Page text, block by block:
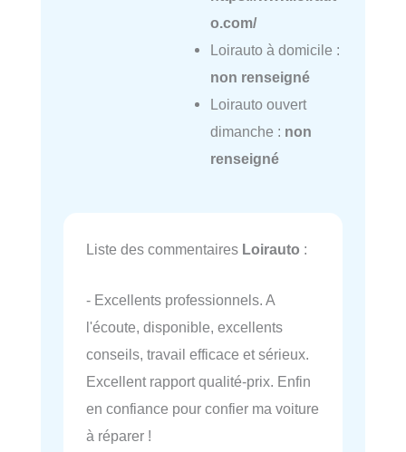
o.com/
Loirauto à domicile :
non renseigné
Loirauto ouvert
dimanche : non
renseigné
Liste des commentaires Loirauto :
- Excellents professionnels. A
l'écoute, disponible, excellents
conseils, travail efficace et sérieux.
Excellent rapport qualité-prix. Enfin
en confiance pour confier ma voiture
à réparer !